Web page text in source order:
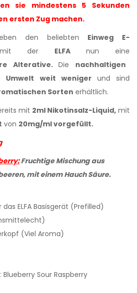
sie mindestens 5 Sekunden
ersten Zug machen.
den beliebten Einweg E-
der ELFA nun eine
Alterative. Die nachhaltigen
Umwelt weit weniger und sind
Sorten erhältlich.
mit 2ml Nikotinsalz-Liquid, mit
von 20mg/mlvorgefüllt.
Fruchtige Mischung aus
mit einem Hauch Säure.
ELFA Basisgerät (Prefilled)
(Viel Aroma)
Sour Raspberry